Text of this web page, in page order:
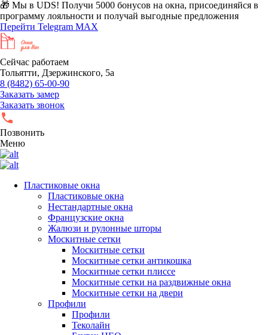
🎁 Мы в UDS! Получи 5000 бонусов на окна, присоединяйся в
программу лояльности и получай выгодные предложения
Перейти Telegram MAX
Сейчас работаем
Тольятти, Дзержинского, 5а
8 (8482) 65-00-90
Заказать замер
Заказать звонок
Позвонить
Меню
Пластиковые окна
Пластиковые окна
Нестандартные окна
Французские окна
Жалюзи и рулонные шторы
Москитные сетки
Москитные сетки
Москитные сетки антикошка
Москитные сетки плиссе
Москитные сетки на раздвижные окна
Москитные сетки на двери
Профили
Профили
Теколайн